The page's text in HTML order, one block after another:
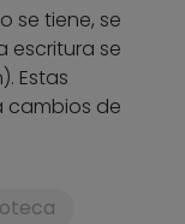
se tiene, se
escritura se
Estas
cambios de